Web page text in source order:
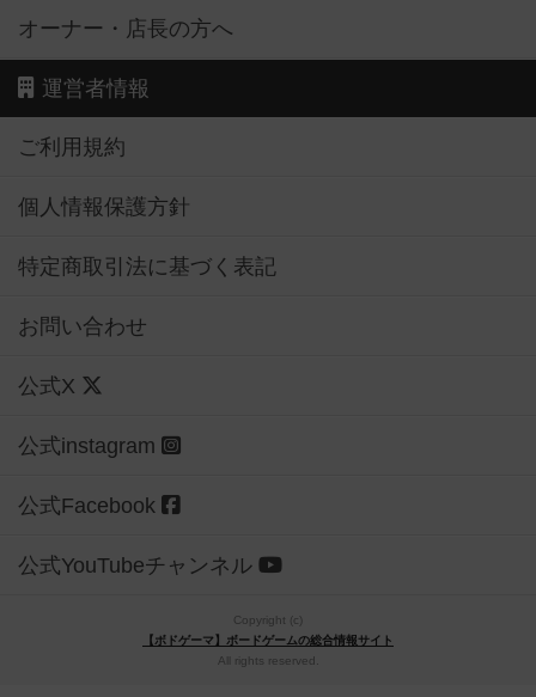
オーナー・店長の方へ
運営者情報
ご利用規約
個人情報保護方針
特定商取引法に基づく表記
お問い合わせ
公式X
公式instagram
公式Facebook
公式YouTubeチャンネル
Copyright (c)
【ボドゲーマ】ボードゲームの総合情報サイト
All rights reserved.